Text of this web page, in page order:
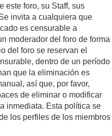
este foro, su Staff, sus
invita a cualquiera que
es censurable a
moderador del foro de forma
del foro se reservan el
dentro de un período
que la eliminación es
así que, por favor,
de eliminar o modificar
inmediata. Esta política se
los perfiles de los miembros